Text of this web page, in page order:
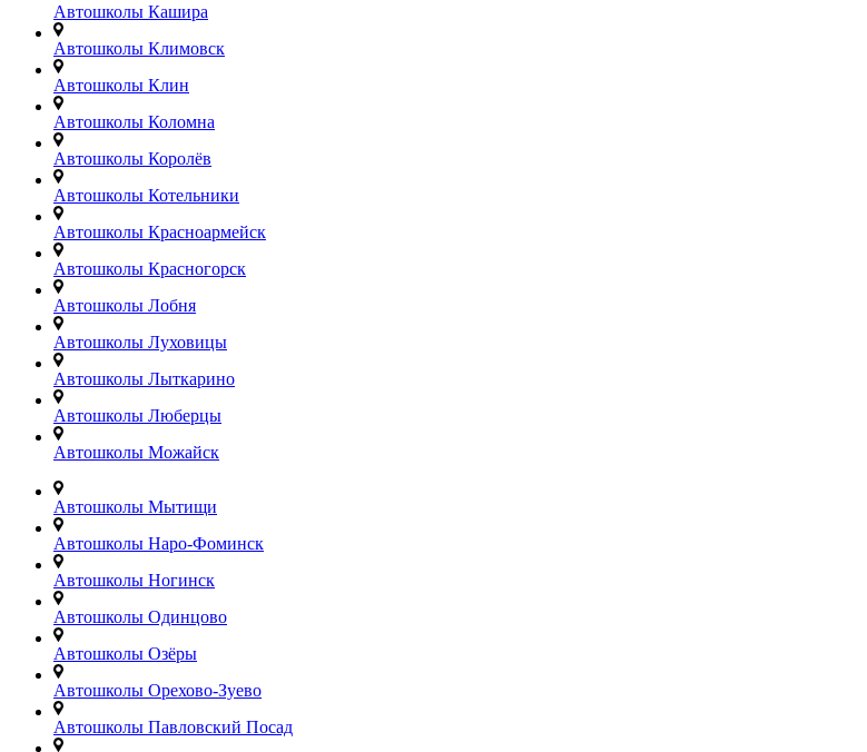
Автошколы Кашира
Автошколы Климовск
Автошколы Клин
Автошколы Коломна
Автошколы Королёв
Автошколы Котельники
Автошколы Красноармейск
Автошколы Красногорск
Автошколы Лобня
Автошколы Луховицы
Автошколы Лыткарино
Автошколы Люберцы
Автошколы Можайск
Автошколы Мытищи
Автошколы Наро-Фоминск
Автошколы Ногинск
Автошколы Одинцово
Автошколы Озёры
Автошколы Орехово-Зуево
Автошколы Павловский Посад